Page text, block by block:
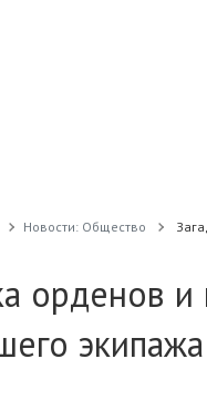
Новости: Общество
орденов